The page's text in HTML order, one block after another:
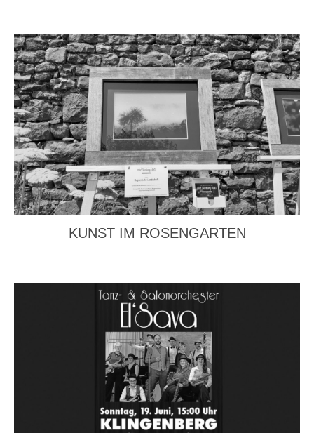
KUNST IM ROSENGARTEN